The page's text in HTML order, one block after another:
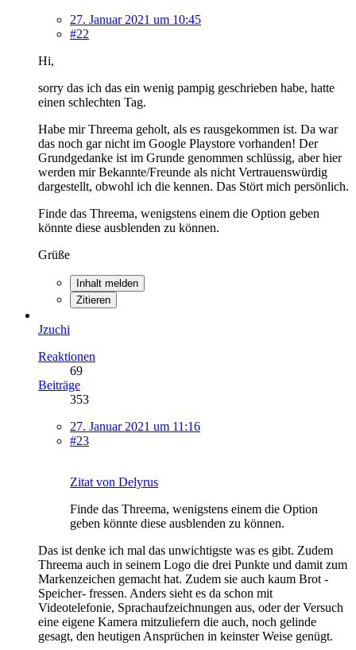
27. Januar 2021 um 10:45
#22
Hi,
sorry das ich das ein wenig pampig geschrieben habe, hatte
einen schlechten Tag.
Habe mir Threema geholt, als es rausgekommen ist. Da war
das noch gar nicht im Google Playstore vorhanden! Der
Grundgedanke ist im Grunde genommen schlüssig, aber hier
werden mir Bekannte/Freunde als nicht Vertrauenswürdig
dargestellt, obwohl ich die kennen. Das Stört mich persönlich.
Finde das Threema, wenigstens einem die Option geben
könnte diese ausblenden zu können.
Grüße
Inhalt melden
Zitieren
Jzuchi
Reaktionen
69
Beiträge
353
27. Januar 2021 um 11:16
#23
Zitat von Delyrus
Finde das Threema, wenigstens einem die Option
geben könnte diese ausblenden zu können.
Das ist denke ich mal das unwichtigste was es gibt. Zudem
Threema auch in seinem Logo die drei Punkte und damit zum
Markenzeichen gemacht hat. Zudem sie auch kaum Brot -
Speicher- fressen. Anders sieht es da schon mit
Videotelefonie, Sprachaufzeichnungen aus, oder der Versuch
eine eigene Kamera mitzuliefern die auch, noch gelinde
gesagt, den heutigen Ansprüchen in keinster Weise genügt.